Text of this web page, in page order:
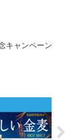
キャンペーン